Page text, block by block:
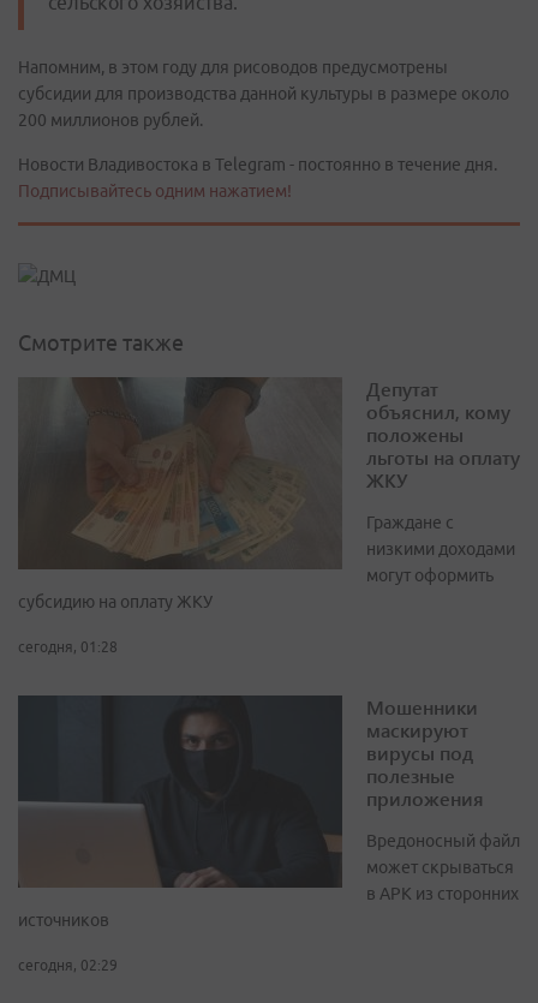
Напомним, в этом году для рисоводов предусмотрены
субсидии для производства данной культуры в размере около
200 миллионов рублей.
Новости Владивостока в Telegram - постоянно в течение дня.
Подписывайтесь одним нажатием!
Смотрите также
Депутат
объяснил, кому
положены
льготы на оплату
ЖКУ
Граждане с
низкими доходами
могут оформить
субсидию на оплату ЖКУ
сегодня, 01:28
Мошенники
маскируют
вирусы под
полезные
приложения
Вредоносный файл
может скрываться
в APK из сторонних
источников
сегодня, 02:29